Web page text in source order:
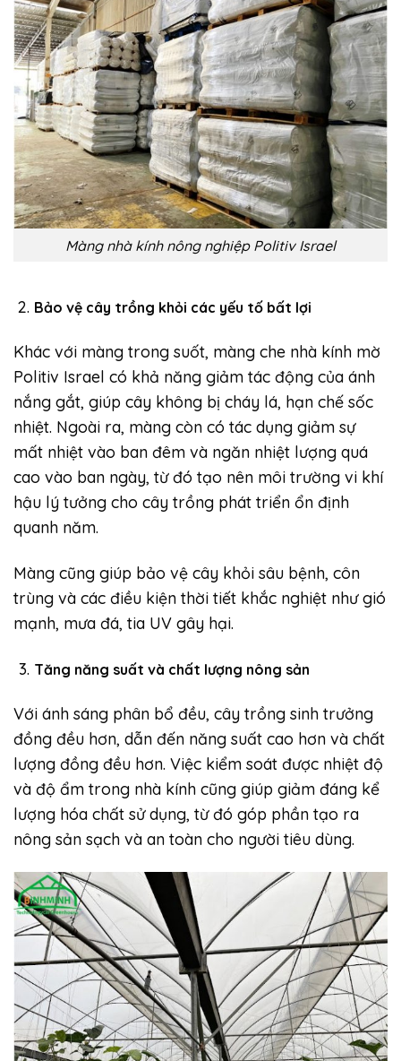
Màng nhà kính nông nghiệp Politiv Israel
Bảo vệ cây trồng khỏi các yếu tố bất lợi
Khác với màng trong suốt, màng che nhà kính mờ
Politiv Israel có khả năng giảm tác động của ánh
nắng gắt, giúp cây không bị cháy lá, hạn chế sốc
nhiệt. Ngoài ra, màng còn có tác dụng giảm sự
mất nhiệt vào ban đêm và ngăn nhiệt lượng quá
cao vào ban ngày, từ đó tạo nên môi trường vi khí
hậu lý tưởng cho cây trồng phát triển ổn định
quanh năm.
Màng cũng giúp bảo vệ cây khỏi sâu bệnh, côn
trùng và các điều kiện thời tiết khắc nghiệt như gió
mạnh, mưa đá, tia UV gây hại.
Tăng năng suất và chất lượng nông sản
Với ánh sáng phân bổ đều, cây trồng sinh trưởng
đồng đều hơn, dẫn đến năng suất cao hơn và chất
lượng đồng đều hơn. Việc kiểm soát được nhiệt độ
và độ ẩm trong nhà kính cũng giúp giảm đáng kể
lượng hóa chất sử dụng, từ đó góp phần tạo ra
nông sản sạch và an toàn cho người tiêu dùng.